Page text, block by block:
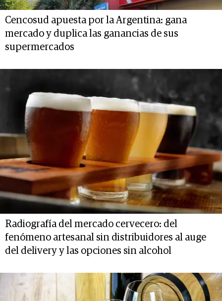
Cencosud apuesta por la Argentina: gana
mercado y duplica las ganancias de sus
supermercados
Radiografía del mercado cervecero: del
fenómeno artesanal sin distribuidores al auge
del delivery y las opciones sin alcohol